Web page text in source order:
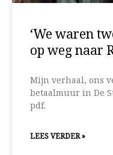
‘We waren
op weg naar
Mijn verhaal, ons
betaalmuur in De
pdf.
LEES VERDER »